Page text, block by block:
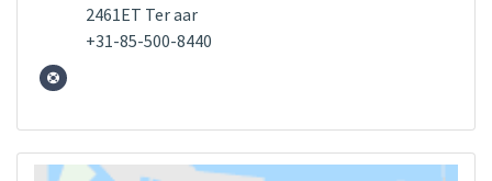
2461ET Ter aar
+31-85-500-8440